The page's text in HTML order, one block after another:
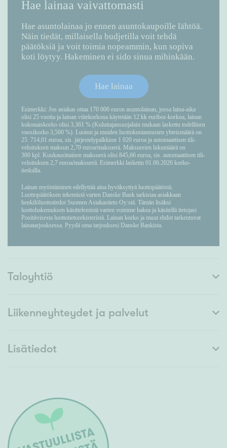
Taloyhtiö
Liikenneyhteydet ja palvelut
Lisätiedot